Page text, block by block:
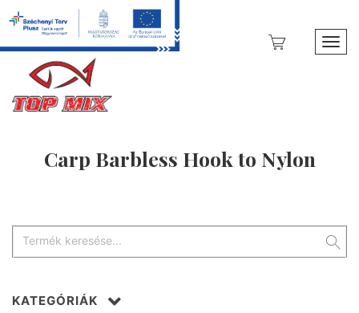
Carp Barbless Hook to Nylon
KATEGÓRIÁK